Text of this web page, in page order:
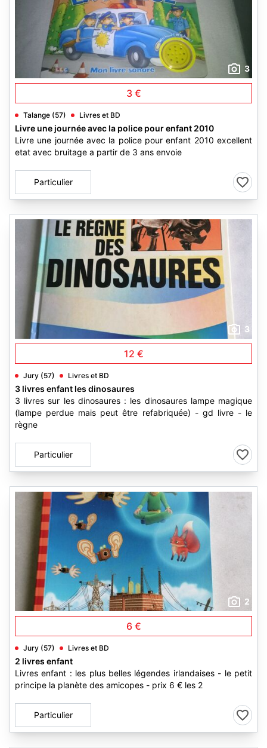
3
3 €
Talange (57) Livres et BD
Livre une journée avec la police pour enfant 2010
Livre une journée avec la police pour enfant 2010 excellent
etat avec bruitage a partir de 3 ans envoie
Particulier
3
12 €
Jury (57) Livres et BD
3 livres enfant les dinosaures
3 livres sur les dinosaures : les dinosaures lampe magique
(lampe perdue mais peut être refabriquée) - gd livre - le
règne
Particulier
2
6 €
Jury (57) Livres et BD
2 livres enfant
Livres enfant : les plus belles légendes irlandaises - le petit
principe la planète des amicopes - prix 6 € les 2
Particulier